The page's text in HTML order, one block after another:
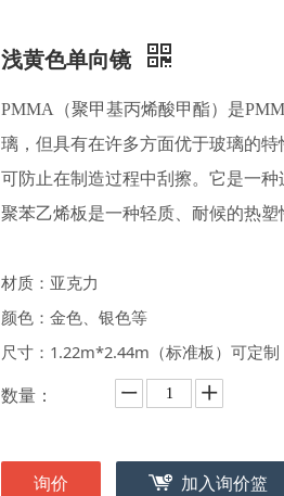
浅黄色单向镜
PMMA（聚甲基丙烯酸甲酯）是
璃，但具有在许多方面优于玻璃的
可防止在制造过程中刮擦。它是一
聚苯乙烯板是一种轻质、耐候的热
材质：亚克力
颜色：金色、银色等
尺寸：1.22m*2.44m（标准板）可定制
数量：
询价 加入询价篮